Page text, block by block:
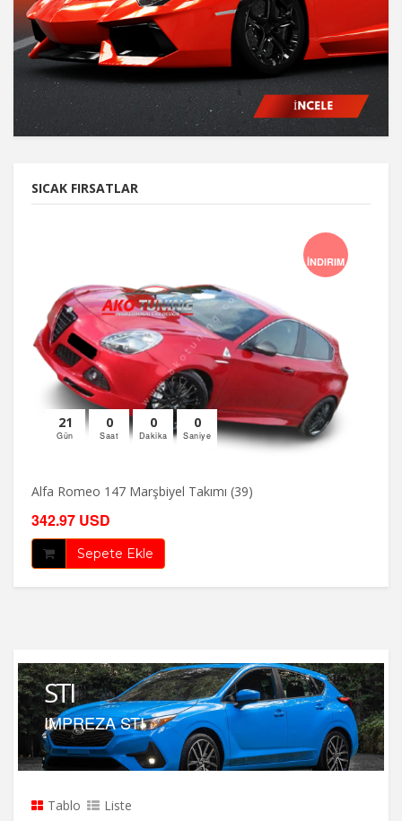
SICAK FIRSATLAR
İNDIRIM
21
Gün
0
Saat
0
Dakika
0
Saniye
Alfa Romeo 147 Marşbiyel Takımı (39)
342.97 USD
Sepete Ekle
STI
IMPREZA STI
Tablo Liste